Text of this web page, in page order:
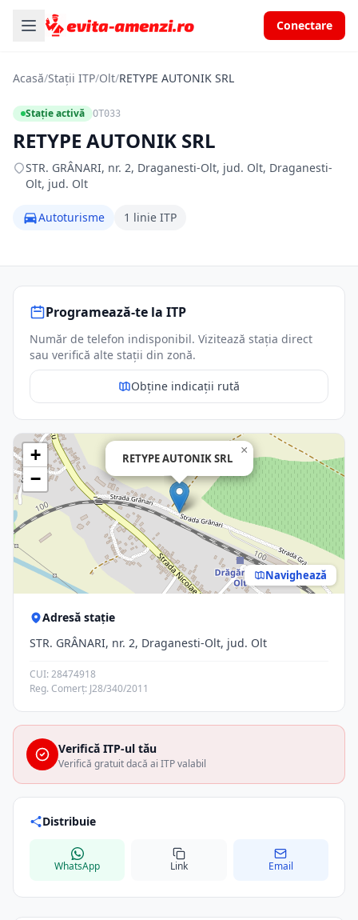
Conectare
Acasă/Stații ITP/Olt/RETYPE AUTONIK SRL
Stație activă OT033
RETYPE AUTONIK SRL
STR. GRÂNARI, nr. 2, Draganesti-Olt, jud. Olt, Draganesti-
Olt, jud. Olt
Autoturisme 1 linie ITP
Programează-te la ITP
Număr de telefon indisponibil. Vizitează stația direct
sau verifică alte stații din zonă.
Obține indicații rută
RETYPE AUTONIK SRL
×
+
−
Navighează
Adresă stație
STR. GRÂNARI, nr. 2, Draganesti-Olt, jud. Olt
CUI: 28474918
Reg. Comerț: J28/340/2011
Verifică ITP-ul tău
Verifică gratuit dacă ai ITP valabil
Distribuie
WhatsApp Link Email